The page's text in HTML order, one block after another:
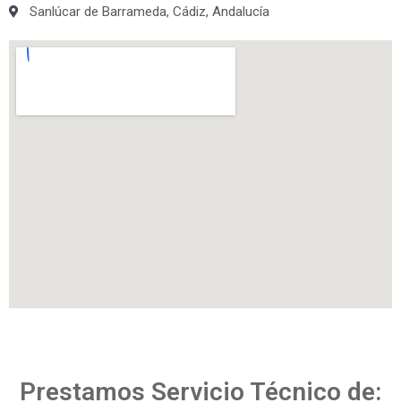
Sanlúcar de Barrameda, Cádiz, Andalucía
Prestamos Servicio Técnico de: